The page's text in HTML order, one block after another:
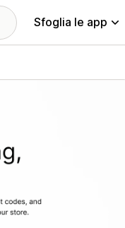
Sfoglia le app